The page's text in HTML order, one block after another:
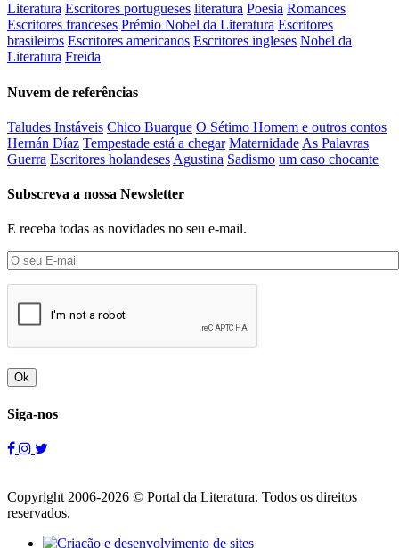
Literatura Escritores portugueses literatura Poesia Romances
Escritores franceses Prémio Nobel da Literatura Escritores
brasileiros Escritores americanos Escritores ingleses Nobel da
Literatura Freida
Nuvem de referências
Taludes Instáveis Chico Buarque O Sétimo Homem e outros contos
Hernán Díaz Tempestade está a chegar Maternidade As Palavras
Guerra Escritores holandeses Agustina Sadismo um caso chocante
Subscreva a nossa Newsletter
E receba todas as novidades no seu e-mail.
Ok
Siga-nos
Copyright 2006-2026 © Portal da Literatura. Todos os direitos
reservados.